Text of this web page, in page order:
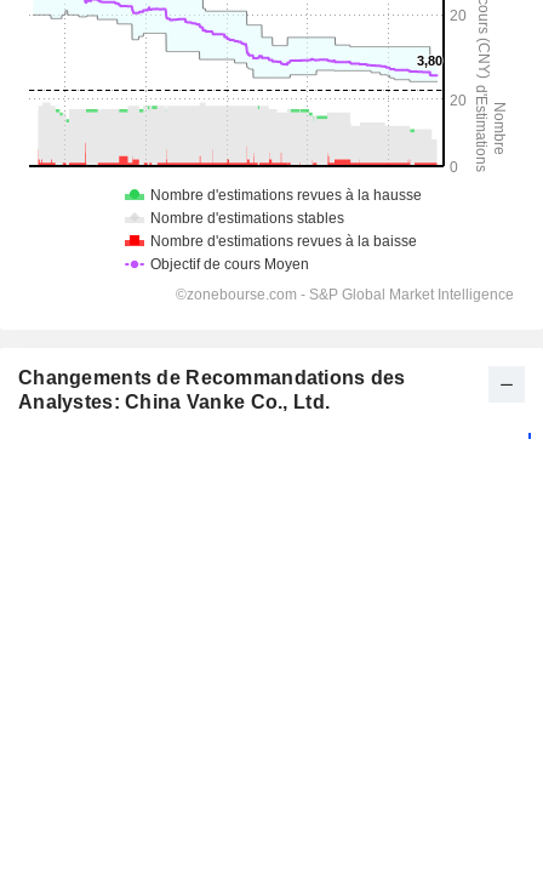
Changements de Recommandations des
Analystes: China Vanke Co., Ltd.